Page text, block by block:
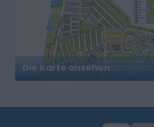
Die Karte ansehen